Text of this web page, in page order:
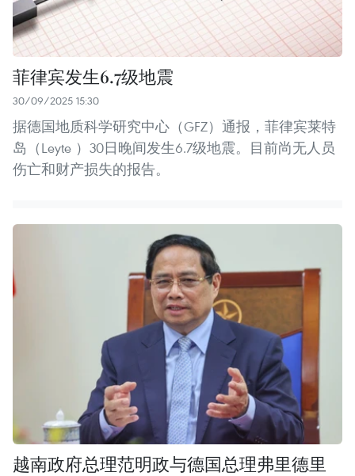
菲律宾发生6.7级地震
30/09/2025 15:30
据德国地质科学研究中心（GFZ）通报，菲律宾莱特
岛（Leyte ）30日晚间发生6.7级地震。目前尚无人员
伤亡和财产损失的报告。
越南政府总理范明政与德国总理弗里德里